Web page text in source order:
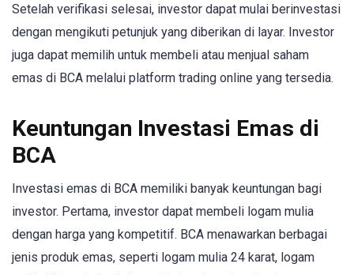
Setelah verifikasi selesai, investor dapat mulai berinvestasi
dengan mengikuti petunjuk yang diberikan di layar. Investor
juga dapat memilih untuk membeli atau menjual saham
emas di BCA melalui platform trading online yang tersedia.
Keuntungan Investasi Emas di
BCA
Investasi emas di BCA memiliki banyak keuntungan bagi
investor. Pertama, investor dapat membeli logam mulia
dengan harga yang kompetitif. BCA menawarkan berbagai
jenis produk emas, seperti logam mulia 24 karat, logam